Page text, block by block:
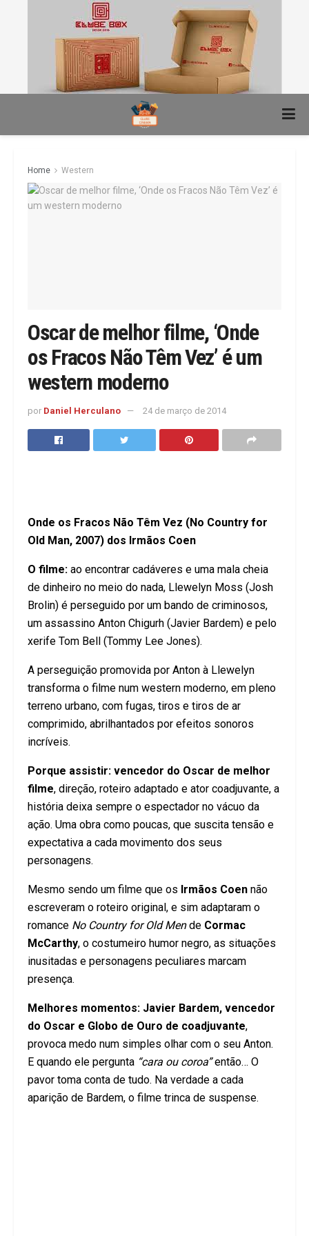
Home Western
Oscar de melhor filme, ‘Onde
os Fracos Não Têm Vez’ é um
western moderno
por Daniel Herculano 24 de março de 2014
Onde os Fracos Não Têm Vez (No Country for
Old Man, 2007) dos Irmãos Coen
O filme: ao encontrar cadáveres e uma mala cheia
de dinheiro no meio do nada, Llewelyn Moss (Josh
Brolin) é perseguido por um bando de criminosos,
um assassino Anton Chigurh (Javier Bardem) e pelo
xerife Tom Bell (Tommy Lee Jones).
A perseguição promovida por Anton à Llewelyn
transforma o filme num western moderno, em pleno
terreno urbano, com fugas, tiros e tiros de ar
comprimido, abrilhantados por efeitos sonoros
incríveis.
Porque assistir: vencedor do Oscar de melhor
filme, direção, roteiro adaptado e ator coadjuvante, a
história deixa sempre o espectador no vácuo da
ação. Uma obra como poucas, que suscita tensão e
expectativa a cada movimento dos seus
personagens.
Mesmo sendo um filme que os Irmãos Coen não
escreveram o roteiro original, e sim adaptaram o
romance No Country for Old Mende Cormac
McCarthy, o costumeiro humor negro, as situações
inusitadas e personagens peculiares marcam
presença.
Melhores momentos: Javier Bardem, vencedor
do Oscar e Globo de Ouro de coadjuvante,
provoca medo num simples olhar com o seu Anton.
E quando ele pergunta “cara ou coroa”então… O
pavor toma conta de tudo. Na verdade a cada
aparição de Bardem, o filme trinca de suspense.